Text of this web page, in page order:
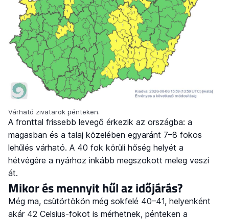
Várható zivatarok pénteken.
A fronttal frissebb levegő érkezik az országba: a
magasban és a talaj közelében egyaránt 7–8 fokos
lehűlés várható. A 40 fok körüli hőség helyét a
hétvégére a nyárhoz inkább megszokott meleg veszi
át.
Mikor és mennyit hűl az időjárás?
Még ma, csütörtökön még sokfelé 40–41, helyenként
akár 42 Celsius-fokot is mérhetnek, pénteken a